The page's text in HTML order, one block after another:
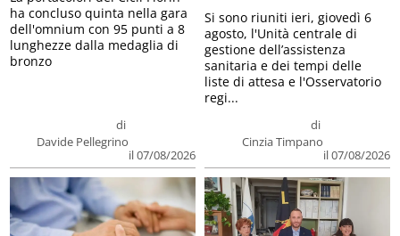
di
Davide Pellegrino
il 07/08/2026
ha concluso quinta nella gara
dell'omnium con 95 punti a 8
lunghezze dalla medaglia di
bronzo
di
Cinzia Timpano
il 07/08/2026
Si sono riuniti ieri, giovedì 6
agosto, l'Unità centrale di
gestione dell’assistenza
sanitaria e dei tempi delle
liste di attesa e l'Osservatorio
regi...